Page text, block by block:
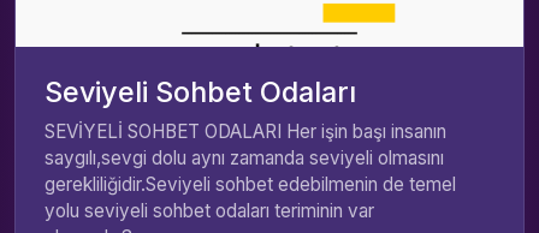
Seviyeli Sohbet Odaları
SEVİYELİ SOHBET ODALARI Her işin başı insanın
saygılı,sevgi dolu aynı zamanda seviyeli olmasını
gerekliliğidir.Seviyeli sohbet edebilmenin de temel
yolu seviyeli sohbet odaları teriminin var